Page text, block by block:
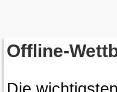
Offline-